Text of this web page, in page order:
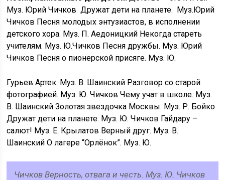
Муз. Юрий Чичков Дружат дети на планете. Муз.Юрий
Чичков Песня молодых энтузиастов, в исполнении
детского хора. Муз. П. Аедоницкий Некогда стареть
учителям. Муз. Ю.Чичков Песня дружбы. Муз. Юрий
Чичков Песня о пионерской присяге. Муз. Ю.
Гурьев Артек. Муз. В. Шаинский Разговор со старой
фотографией. Муз. Ю. Чичков Чему учат в школе. Муз.
В. Шаинский Золотая звездочка Москвы. Муз. Р. Бойко
Дружат дети на планете. Муз. Ю. Чичков Гайдару –
салют! Муз. Е. Крылатов Верный друг. Муз. В.
Шаинский О лагере “Орлёнок”. Муз. Ю.
Чичков Верность, отвага и честь. Муз. Ю. Чичков